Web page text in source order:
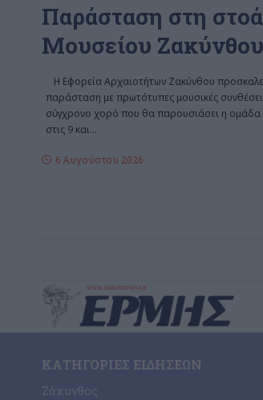
Παράσταση στη
Μουσείου Ζακύνθου
Η Εφορεία Αρχαιοτήτων Ζακύνθου
παράσταση με πρωτότυπες μουσικές
σύγχρονο χορό που θα παρουσιάσει η
στις 9 και…
6 Αυγούστου 2026
ΚΑΤΗΓΟΡΊΕΣ ΕΙΔΉΣΕΩΝ
Ζάκυνθος